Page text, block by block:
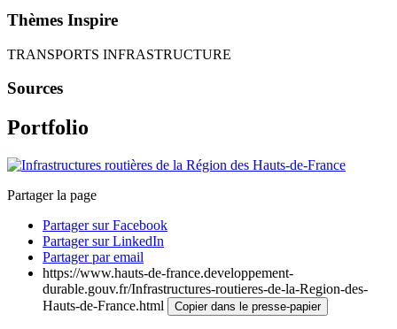
Thèmes Inspire
TRANSPORTS INFRASTRUCTURE
Sources
Portfolio
Partager la page
Partager sur Facebook
Partager sur LinkedIn
Partager par email
https://www.hauts-de-france.developpement-
durable.gouv.fr/Infrastructures-routieres-de-la-Region-des-
Hauts-de-France.html
Copier dans le presse-papier